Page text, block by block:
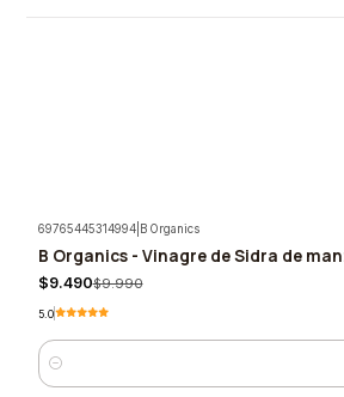
-5%
69765445314994| B Organics
B Organics - Vinagre de Sidra de
$9.490$9.990
5.0
Cantidad